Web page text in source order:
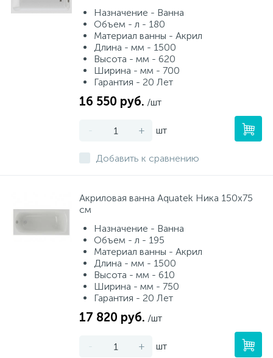
Назначение - Ванна
Объем - л - 180
Материал ванны - Акрил
Длина - мм - 1500
Высота - мм - 620
Ширина - мм - 700
Гарантия - 20 Лет
16 550 руб. /шт
- + шт
Добавить к сравнению
Акриловая ванна Aquatek Ника 150х75
см
Назначение - Ванна
Объем - л - 195
Материал ванны - Акрил
Длина - мм - 1500
Высота - мм - 610
Ширина - мм - 750
Гарантия - 20 Лет
17 820 руб. /шт
- + шт